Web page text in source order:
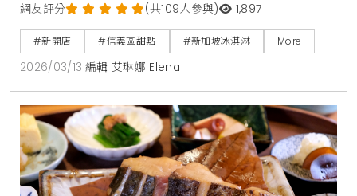
「薯條餅乾」與288種客製化「冰淇淋餅乾三明治」，
主打減糖40%與天然食材，吸引男神錦榮站台推薦，成
為信義區甜點新選擇。
網友評分 (共109人參與) 1,897
#新開店 #信義區甜點 #新加坡冰淇淋 More
2026/03/13 編輯 艾琳娜 Elena